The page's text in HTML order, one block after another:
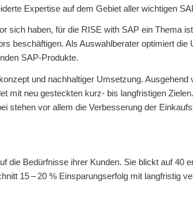
Expertise auf dem Gebiet aller wichtigen
haben, für die RISE with SAP ein Thema
Als Auswahlberater optimiert
SAP-Produkte.
und nachhaltiger Umsetzung.
mit neu gesteckten kurz- bis langfristigen
stehen vor allem die Verbesserung der
Bedürfnisse ihrer Kunden. Sie blickt auf 40
15 – 20 % Einsparungserfolg mit langfristig